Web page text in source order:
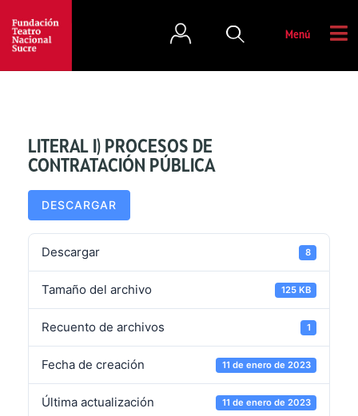
Menú
LITERAL I) PROCESOS DE
CONTRATACIÓN PÚBLICA
DESCARGAR
Descargar 8
Tamaño del archivo 125 KB
Recuento de archivos 1
Fecha de creación 11 de enero de 2023
Última actualización 11 de enero de 2023